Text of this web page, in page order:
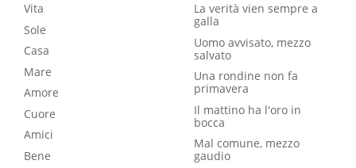
Vita
Sole
Casa
Mare
Amore
Cuore
Amici
Bene
La verità vien sempre a
galla
Uomo avvisato, mezzo
salvato
Una rondine non fa
primavera
Il mattino ha l'oro in
bocca
Mal comune, mezzo
gaudio